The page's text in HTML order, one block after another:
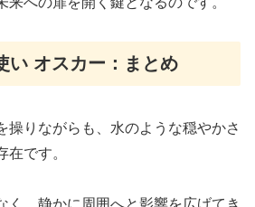
い オスカー：まとめ
操りながらも、水のような穏やかさ
在です。